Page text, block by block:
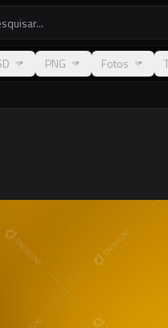
PNG Fotos